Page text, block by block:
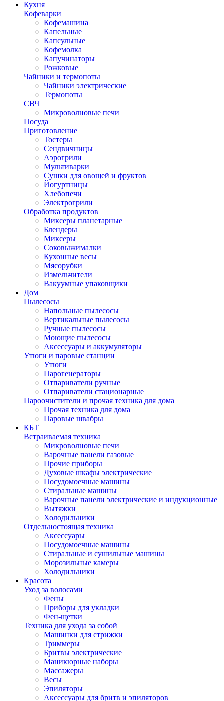
Кухня
Кофеварки
Кофемашина
Капельные
Капсульные
Кофемолка
Капучинаторы
Рожковые
Чайники и термопоты
Чайники электрические
Термопоты
СВЧ
Микроволновые печи
Посуда
Приготовление
Тостеры
Сендвичницы
Аэрогрили
Мультиварки
Сушки для овощей и фруктов
Йогуртницы
Хлебопечи
Электрогрили
Обработка продуктов
Миксеры планетарные
Блендеры
Миксеры
Соковыжималки
Кухонные весы
Мясорубки
Измельчители
Вакуумные упаковщики
Дом
Пылесосы
Напольные пылесосы
Вертикальные пылесосы
Ручные пылесосы
Моющие пылесосы
Аксессуары и аккумуляторы
Утюги и паровые станции
Утюги
Парогенераторы
Отпариватели ручные
Отпариватели стационарные
Пароочистители и прочая техника для дома
Прочая техника для дома
Паровые швабры
КБТ
Встраиваемая техника
Микроволновые печи
Варочные панели газовые
Прочие приборы
Духовые шкафы электрические
Посудомоечные машины
Стиральные машины
Варочные панели электрические и индукционные
Вытяжки
Холодильники
Отдельностоящая техника
Аксессуары
Посудомоечные машины
Стиральные и сушильные машины
Морозильные камеры
Холодильники
Красота
Уход за волосами
Фены
Приборы для укладки
Фен-щетки
Техника для ухода за собой
Машинки для стрижки
Триммеры
Бритвы электрические
Маникюрные наборы
Массажеры
Весы
Эпиляторы
Аксессуары для бритв и эпиляторов